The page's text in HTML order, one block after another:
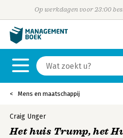
Op werkdagen voor 23:00
Mens en maatschappij
Craig Unger
Het huis Trump, het